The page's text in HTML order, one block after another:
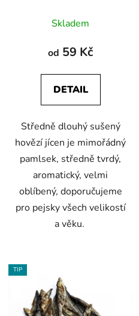
hodnocení
produktu
4,8
z
hvězdiček.
Skladem
od 59 Kč
DETAIL
Středně dlouhý sušený
hovězí jícen je mimořádný
pamlsek, středně tvrdý,
aromatický, velmi
oblíbený, doporučujeme
pro pejsky všech velikostí
a věku.
TIP